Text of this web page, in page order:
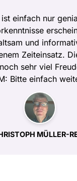
einfach nur
und
Zeiteinsatz.
sehr viel
Bitte einfach
MÜLLER-